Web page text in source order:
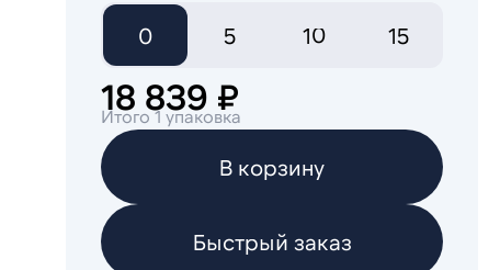
0 5 10 15
18 839 ₽
Итого 1 упаковка
В корзину
Быстрый заказ